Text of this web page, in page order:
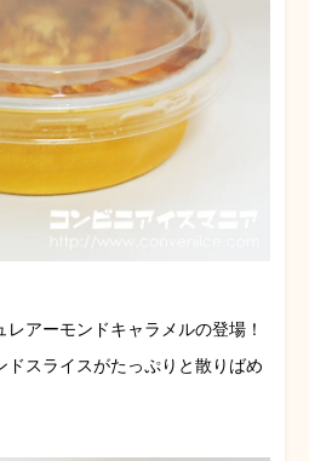
アーモンドキャラメルの登場！
ドスライスがたっぷりと散りばめ